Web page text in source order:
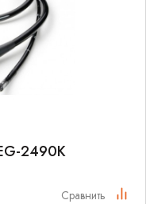
2490K
Сравнить